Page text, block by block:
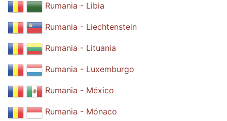
Rumania - Libia
Rumania - Liechtenstein
Rumania - Lituania
Rumania - Luxemburgo
Rumania - México
Rumania - Mónaco